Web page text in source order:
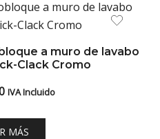
a muro de lavabo
Clack Cromo
IVA Incluido
MÁS